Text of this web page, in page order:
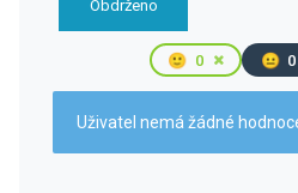
Obdrženo
🙂 0 😐 0
Uživatel nemá žádné